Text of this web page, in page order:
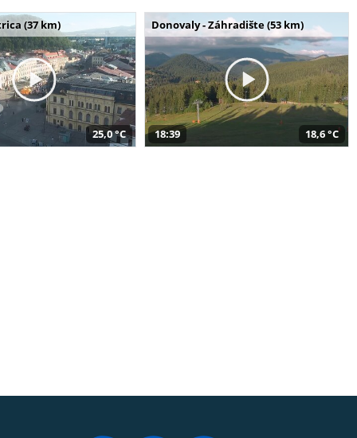
(37 km)
25,0 °C
Donovaly - Záhradište (53 km)
18:39 18,6 °C